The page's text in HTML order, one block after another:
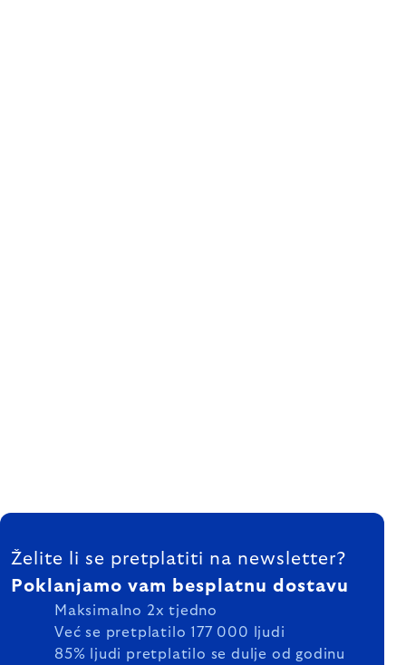
FOOTER
Želite li se pretplatiti na newsletter?
Poklanjamo vam besplatnu dostavu
Maksimalno 2x tjedno
Već se pretplatilo 177 000 ljudi
85% ljudi pretplatilo se dulje od godinu